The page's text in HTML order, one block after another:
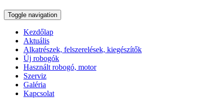
Toggle navigation
Kezdőlap
Aktuális
Alkatrészek, felszerelések, kiegészítők
Új robogók
Használt robogó, motor
Szerviz
Galéria
Kapcsolat